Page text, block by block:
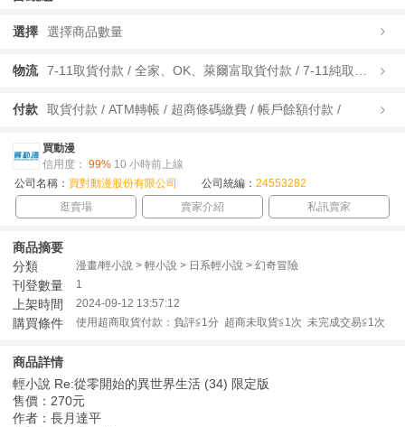
選擇 選擇商品數量
物流
付款 取貨付款 / ATM轉帳 / 超商條碼繳費 / 帳戶餘額付款 /
買動漫
信用度： 99% 10 小時前上線
公司名稱： 買對動漫股份有限公司 公司統編： 24553282
逛賣場
賣家介紹 私訊賣家
商品摘要
分類
漫畫/輕小說 > 輕小說 > 日系輕小說 > 幻奇冒險
刊登數量 1
上架時間 2024-09-12 13:57:12
購買條件 使用超商取貨付款：負評≦1分 超商未取貨≦1次 未完成交易≦1次
商品詳情
輕小說 Re:從零開始的異世界生活 (34) 限定版
售價：270元
作者：長月達平